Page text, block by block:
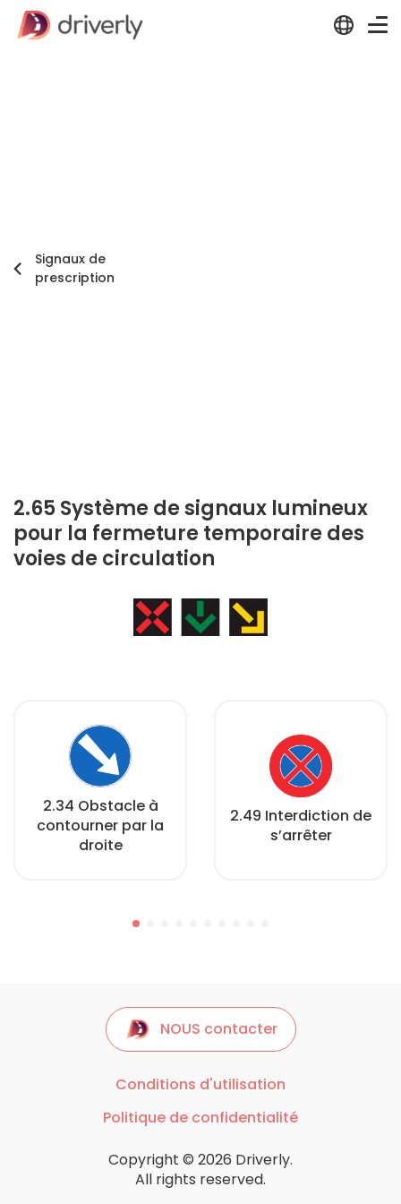
Signaux de
prescription
2.65 Système de signaux lumineux
pour la fermeture temporaire des
voies de circulation
2.34 Obstacle à
contourner par la
droite
2.49 Interdiction de
s’arrêter
NOUS contacter
Conditions d'utilisation
Politique de confidentialité
Copyright © 2026 Driverly.
All rights reserved.